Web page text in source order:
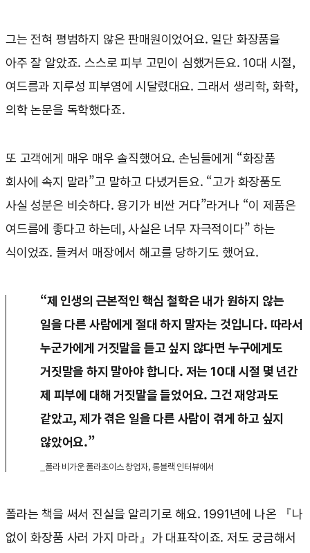
그는 전혀 평범하지 않은 판매원이었어요. 일단 화장품을
아주 잘 알았죠. 스스로 피부 고민이 심했거든요. 10대 시절,
여드름과 지루성 피부염에 시달렸대요. 그래서 생리학, 화학,
의학 논문을 독학했다죠.
또 고객에게 매우 매우 솔직했어요. 손님들에게 “화장품
회사에 속지 말라”고 말하고 다녔거든요. “고가 화장품도
사실 성분은 비슷하다. 용기가 비싼 거다”라거나 “이 제품은
여드름에 좋다고 하는데, 사실은 너무 자극적이다” 하는
식이었죠. 들켜서 매장에서 해고를 당하기도 했어요.
“제 인생의 근본적인 핵심 철학은 내가 원하지 않는
일을 다른 사람에게 절대 하지 말자는 것입니다. 따라서
누군가에게 거짓말을 듣고 싶지 않다면 누구에게도
거짓말을 하지 말아야 합니다. 저는 10대 시절 몇 년간
제 피부에 대해 거짓말을 들었어요. 그건 재앙과도
같았고, 제가 겪은 일을 다른 사람이 겪게 하고 싶지
않았어요.”
_폴라 비가운 폴라초이스 창업자, 롱블랙 인터뷰에서
폴라는 책을 써서 진실을 알리기로 해요. 1991년에 나온 『나
없이 화장품 사러 가지 마라』가 대표작이죠. 저도 궁금해서